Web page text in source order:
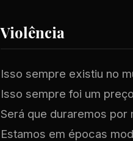
Violência
Isso sempre existiu no
Isso sempre foi um
Será que duraremos por
Estamos em épocas